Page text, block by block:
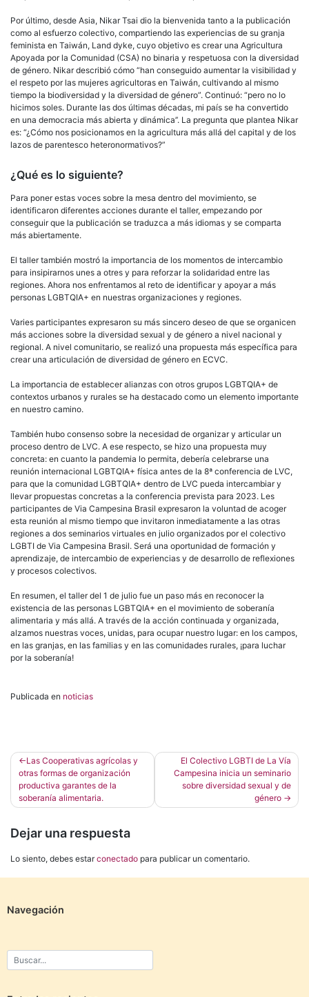
Por último, desde Asia, Nikar Tsai dio la bienvenida tanto a la publicación
como al esfuerzo colectivo, compartiendo las experiencias de su granja
feminista en Taiwán, Land dyke, cuyo objetivo es crear una Agricultura
Apoyada por la Comunidad (CSA) no binaria y respetuosa con la diversidad
de género. Nikar describió cómo “han conseguido aumentar la visibilidad y
el respeto por las mujeres agricultoras en Taiwán, cultivando al mismo
tiempo la biodiversidad y la diversidad de género”. Continuó: “pero no lo
hicimos soles. Durante las dos últimas décadas, mi país se ha convertido
en una democracia más abierta y dinámica’’. La pregunta que plantea Nikar
es: “¿Cómo nos posicionamos en la agricultura más allá del capital y de los
lazos de parentesco heteronormativos?”
¿Qué es lo siguiente?
Para poner estas voces sobre la mesa dentro del movimiento, se
identificaron diferentes acciones durante el taller, empezando por
conseguir que la publicación se traduzca a más idiomas y se comparta
más abiertamente.
El taller también mostró la importancia de los momentos de intercambio
para insipirarnos unes a otres y para reforzar la solidaridad entre las
regiones. Ahora nos enfrentamos al reto de identificar y apoyar a más
personas LGBTQIA+ en nuestras organizaciones y regiones.
Varies participantes expresaron su más sincero deseo de que se organicen
más acciones sobre la diversidad sexual y de género a nivel nacional y
regional. A nivel comunitario, se realizó una propuesta más específica para
crear una articulación de diversidad de género en ECVC.
La importancia de establecer alianzas con otros grupos LGBTQIA+ de
contextos urbanos y rurales se ha destacado como un elemento importante
en nuestro camino.
También hubo consenso sobre la necesidad de organizar y articular un
proceso dentro de LVC. A ese respecto, se hizo una propuesta muy
concreta: en cuanto la pandemia lo permita, debería celebrarse una
reunión internacional LGBTQIA+ física antes de la 8ª conferencia de LVC,
para que la comunidad LGBTQIA+ dentro de LVC pueda intercambiar y
llevar propuestas concretas a la conferencia prevista para 2023. Les
participantes de Via Campesina Brasil expresaron la voluntad de acoger
esta reunión al mismo tiempo que invitaron inmediatamente a las otras
regiones a dos seminarios virtuales en julio organizados por el colectivo
LGBTI de Via Campesina Brasil. Será una oportunidad de formación y
aprendizaje, de intercambio de experiencias y de desarrollo de reflexiones
y procesos colectivos.
En resumen, el taller del 1 de julio fue un paso más en reconocer la
existencia de las personas LGBTQIA+ en el movimiento de soberanía
alimentaria y más allá. A través de la acción continuada y organizada,
alzamos nuestras voces, unidas, para ocupar nuestro lugar: en los campos,
en las granjas, en las familias y en las comunidades rurales, ¡para luchar
por la soberanía!
Publicada en noticias
Navegación
de
entradas
Las Cooperativas agrícolas y
otras formas de organización
productiva garantes de la
soberanía alimentaria.
El Colectivo LGBTI de La Vía
Campesina inicia un seminario
sobre diversidad sexual y de
género
Dejar una respuesta
Lo siento, debes estarconectado para publicar un comentario.
Navegación